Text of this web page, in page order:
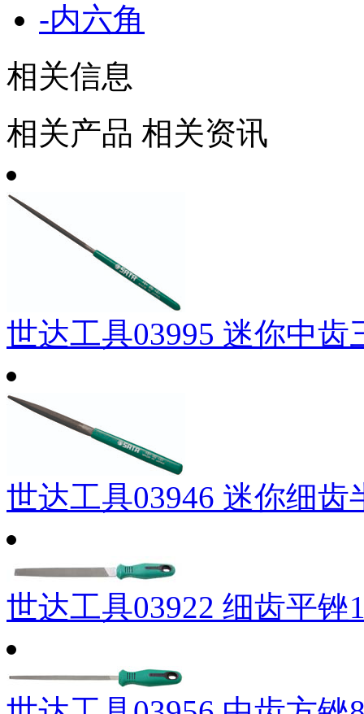
-内六角
相关信息
相关产品 相关资讯
世达工具03995 迷你中齿
世达工具03946 迷你细齿
世达工具03922 细齿平锉